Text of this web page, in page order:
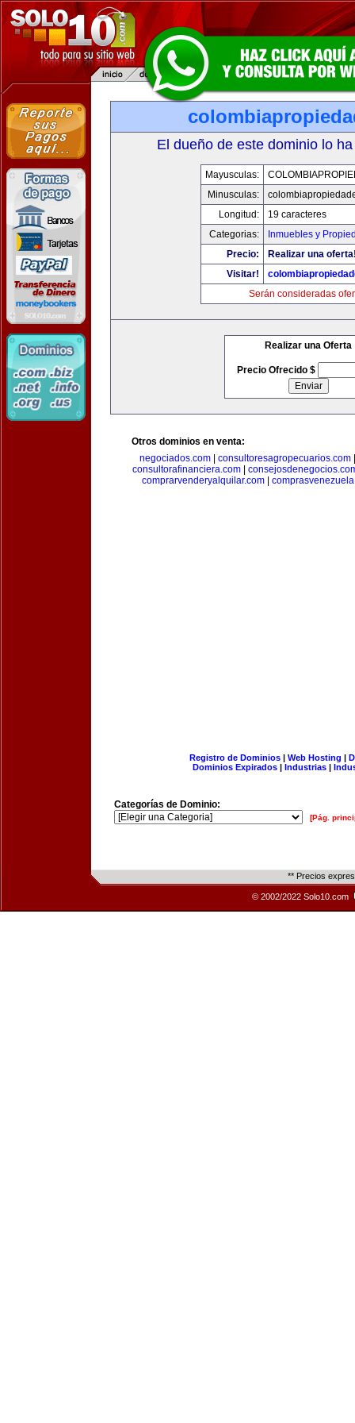
El dueño de este dominio lo
Mayusculas:
Minusculas:
Longitud:
19 caracteres
Categorias:
Inmuebles y
Precio:
Realizar una
Visitar!
Serán consideradas
Realizar una Oferta
Precio Ofrecido $
Otros dominios en venta:
negociados.com
consultoresagropecuarios.com
consultorafinanciera.com|
comprarvenderyalquilar.com|
Registro de Dominios| Web Hosting |
Dominios Expirados | Industrias |
Categorías de Dominio:
[Pág.
** Precios
© 2002/2022 Solo10.com